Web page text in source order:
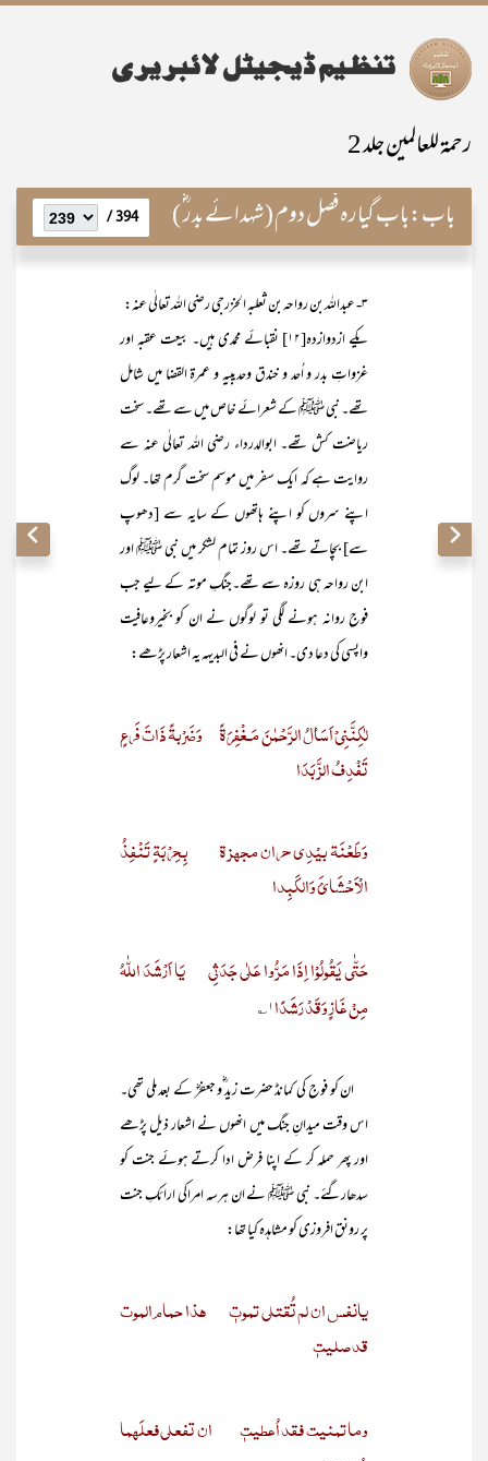
رحمۃ للعالمین جلد 2
باب:باب گیارہ فصل دوم (شہدائے بدر ؓ ) 394 /
۳- عبداللہ بن رواحہ بن ثعلبہ الخزرجی رضی اللہ تعالٰی عنہ:
یکے ازدوازدہ[۱۲] نقبائے محمدی ہیں۔ بیعت عقبہ اور
غزواتِ بدر و اُحد و خندق وحدیبیہ و عمرۃ القضا میں شامل
تھے۔ نبی ﷺ کے شعرائے خاص میں سے تھے۔ سخت
ریاضت کش تھے۔ ابوالدرداء رضی اللہ تعالٰی عنہ سے
روایت ہے کہ ایک سفر میں موسم سخت گرم تھا۔ لوگ
اپنے سروں کو اپنے ہاتھوں کے سایہ سے [دھوپ
سے] بچاتے تھے۔ اس روز تمام لشکر میں نبی ﷺ اور
ابن رواحہ ہی روزہ سے تھے۔جنگِ موتہ کے لیے جب
فوج روانہ ہونے لگی تو لوگوں نے ان کو بخیروعافیت
واپسی کی دعا دی۔ انھوں نے فی البدیہہ یہ اشعار پڑھے:
لٰکِنَّنِیْ اَسَألُ الرَّحْمٰنَ مَـغْفِرَۃً وَضَرْبۃً ذَاتَ فَرعٍ
تَفْدِفُ الزَّبَدَا
وَطَعْنَۃ بیْدِی حران مجھزۃبِحِرْبَۃٍ تَنْفِذُ
الْاَحْشَائَ وَالکَبِدا
حَتّٰی یَقُولُوْا اِذَا مَرُّوا عَلٰی جَدَثِی یَا اَرْشَدَ اللّٰہُ
مِنْ غَازٍ وَقَدْ رَشَدًا۱؎
ان کو فوج کی کمانڈ حضرت زید ؓو جعفرؓ کے بعد ملی تھی۔
اس وقت میدانِ جنگ میں انھوں نے اشعار ذیل پڑھے
اور پھر حملہ کر کے اپنا فرض ادا کرتے ہوئے جنت کو
سدھارگئے۔ نبی ﷺ نے ان ہرسہ امراکی ارائکِ جنت
پر رونق افروزی کو مشاہدہ کیا تھا:
یانفس ان لم تُقتلی تموتٖ ھذا حمام الموت
قد صلیتٖ
وما تمنیت فقد اُعطیتٖ ان تفعلی فعلَھما